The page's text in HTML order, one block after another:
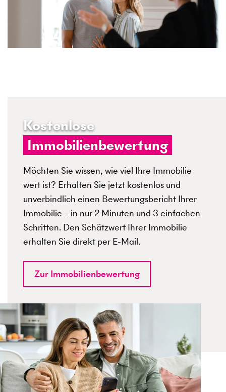
Kostenlose
Immobilienbewertung
Möchten Sie wissen, wie viel Ihre Immobilie
wert ist? Erhalten Sie jetzt kostenlos und
unverbindlich einen Bewertungsbericht Ihrer
Immobilie – in nur 2 Minuten und 3 einfachen
Schritten. Den Schätzwert Ihrer Immobilie
erhalten Sie direkt per E-Mail.
Zur Immobilienbewertung